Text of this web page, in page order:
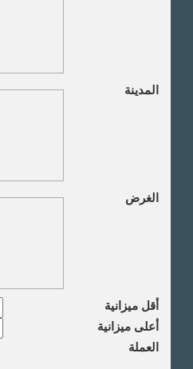
المدينة
الغرض
أقل ميزانية
أعلى ميزانية
العملة